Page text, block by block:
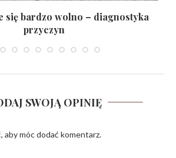
się bardzo wolno – diagnostyka
przyczyn
05/08/2026
SWOJĄ OPINIĘ
, aby móc dodać komentarz.